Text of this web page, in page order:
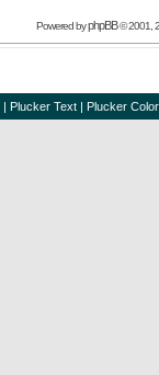
Powered byphpBB© 2001,
| Plucker Text | Plucker Color